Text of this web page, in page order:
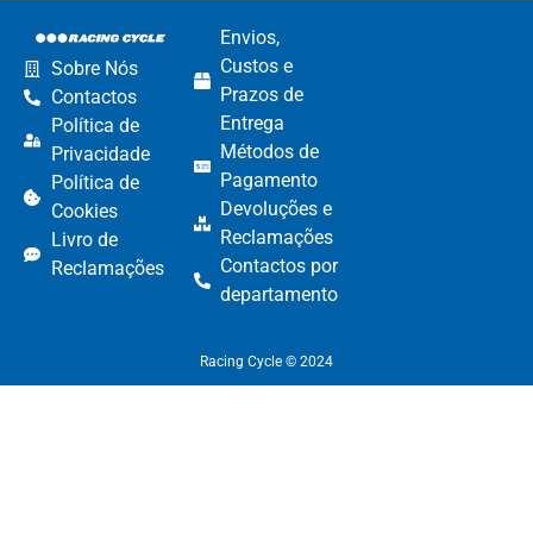
Sobre Nós
Contactos
Política de
Privacidade
Política de
Cookies
Livro de
Reclamações
Envios,
Custos e
Prazos de
Entrega
Métodos de
Pagamento​
Devoluções e
Reclamações​
Contactos por
departamento​
Racing Cycle © 2024